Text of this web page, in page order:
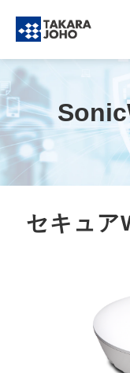
セキュア